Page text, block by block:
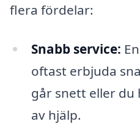
flera fördelar:
Snabb service:
oftast erbjuda
går snett eller
av hjälp.